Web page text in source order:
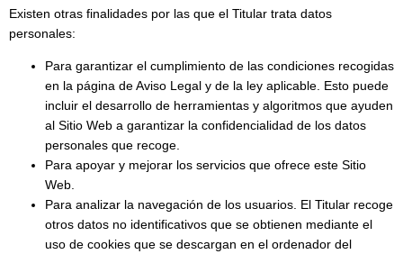
Existen otras finalidades por las que el Titular trata datos
personales:
Para garantizar el cumplimiento de las condiciones recogidas
en la página de Aviso Legal y de la ley aplicable. Esto puede
incluir el desarrollo de herramientas y algoritmos que ayuden
al Sitio Web a garantizar la confidencialidad de los datos
personales que recoge.
Para apoyar y mejorar los servicios que ofrece este Sitio
Web.
Para analizar la navegación de los usuarios. El Titular recoge
otros datos no identificativos que se obtienen mediante el
uso de cookies que se descargan en el ordenador del